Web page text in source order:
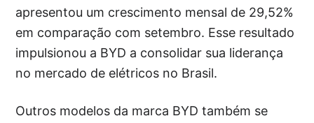
apresentou um crescimento mensal de 29,52%
em comparação com setembro. Esse resultado
impulsionou a BYD a consolidar sua liderança
no mercado de elétricos no Brasil.
Outros modelos da marca BYD também se